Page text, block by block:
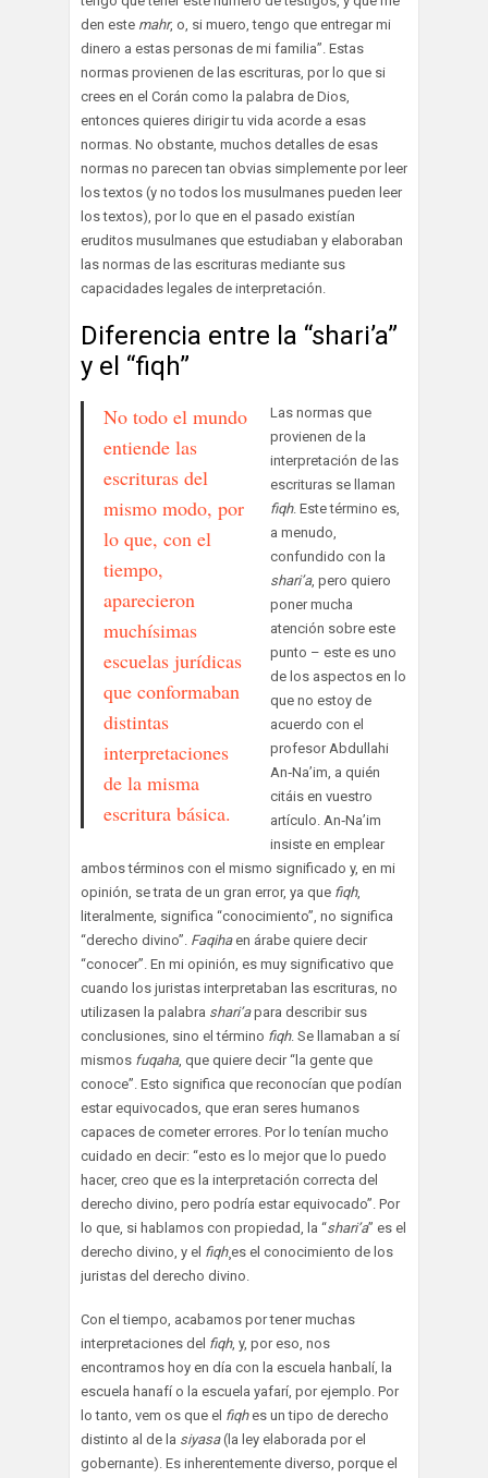
den este mahr, o, si muero, tengo que entregar mi
dinero a estas personas de mi familia”. Estas
normas provienen de las escrituras, por lo que si
crees en el Corán como la palabra de Dios,
entonces quieres dirigir tu vida acorde a esas
normas. No obstante, muchos detalles de esas
normas no parecen tan obvias simplemente por leer
los textos (y no todos los musulmanes pueden leer
los textos), por lo que en el pasado existían
eruditos musulmanes que estudiaban y elaboraban
las normas de las escrituras mediante sus
capacidades legales de interpretación.
Diferencia entre la “shari’a”
y el “fiqh”
No todo el mundo
entiende las
escrituras del
mismo modo, por
lo que, con el
tiempo,
aparecieron
muchísimas
escuelas jurídicas
que conformaban
distintas
interpretaciones
de la misma
escritura básica.
Las normas que
provienen de la
interpretación de las
escrituras se llaman
fiqh. Este término es,
a menudo,
confundido con la
shari’a, pero quiero
poner mucha
atención sobre este
punto – este es uno
de los aspectos en lo
que no estoy de
acuerdo con el
profesor Abdullahi
An‑Na’im, a quién
citáis en vuestro
artículo. An‑Na’im
insiste en emplear
ambos términos con el mismo significado y, en mi
opinión, se trata de un gran error, ya que fiqh,
literalmente, significa “conocimiento”, no significa
“derecho divino”. Faqihaen árabe quiere decir
“conocer”. En mi opinión, es muy significativo que
cuando los juristas interpretaban las escrituras, no
utilizasen la palabra shari’apara describir sus
conclusiones, sino el término fiqh. Se llamaban a sí
mismos fuqaha, que quiere decir “la gente que
conoce”. Esto significa que reconocían que podían
estar equivocados, que eran seres humanos
capaces de cometer errores. Por lo tenían mucho
cuidado en decir: “esto es lo mejor que lo puedo
hacer, creo que es la interpretación correcta del
derecho divino, pero podría estar equivocado”. Por
lo que, si hablamos con propiedad, la “shari’a” es el
derecho divino, y el fiqh¸es el conocimiento de los
juristas del derecho divino.
Con el tiempo, acabamos por tener muchas
interpretaciones del fiqh, y, por eso, nos
encontramos hoy en día con la escuela hanbalí, la
escuela hanafí o la escuela yafarí, por ejemplo. Por
lo tanto, vem os que el fiqhes un tipo de derecho
distinto al de la siyasa(la ley elaborada por el
gobernante). Es inherentemente diverso, porque el